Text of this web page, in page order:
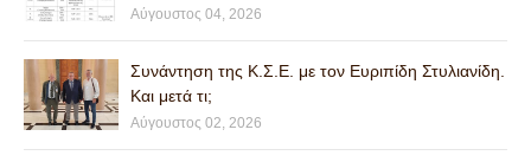
Αύγουστος 04, 2026
Συνάντηση της Κ.Σ.Ε. με τον Ευριπίδη Στυλιανίδη.
Και μετά τι;
Αύγουστος 02, 2026